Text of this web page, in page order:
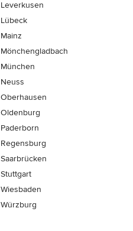
Leverkusen
Lübeck
Mainz
Mönchen­gladbach
München
Neuss
Oberhausen
Oldenburg
Paderborn
Regensburg
Saarbrücken
Stuttgart
Wiesbaden
Würzburg